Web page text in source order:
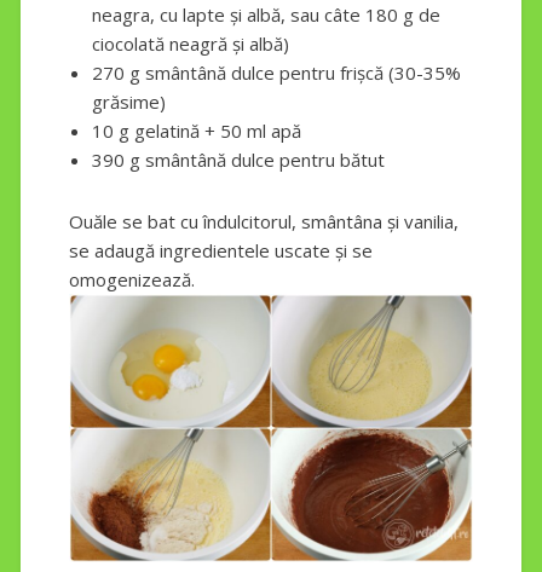
neagra, cu lapte și albă, sau câte 180 g de
ciocolată neagră și albă)
270 g smântână dulce pentru frișcă (30-35%
grăsime)
10 g gelatină + 50 ml apă
390 g smântână dulce pentru bătut
Ouăle se bat cu îndulcitorul, smântâna și vanilia,
se adaugă ingredientele uscate și se
omogenizează.